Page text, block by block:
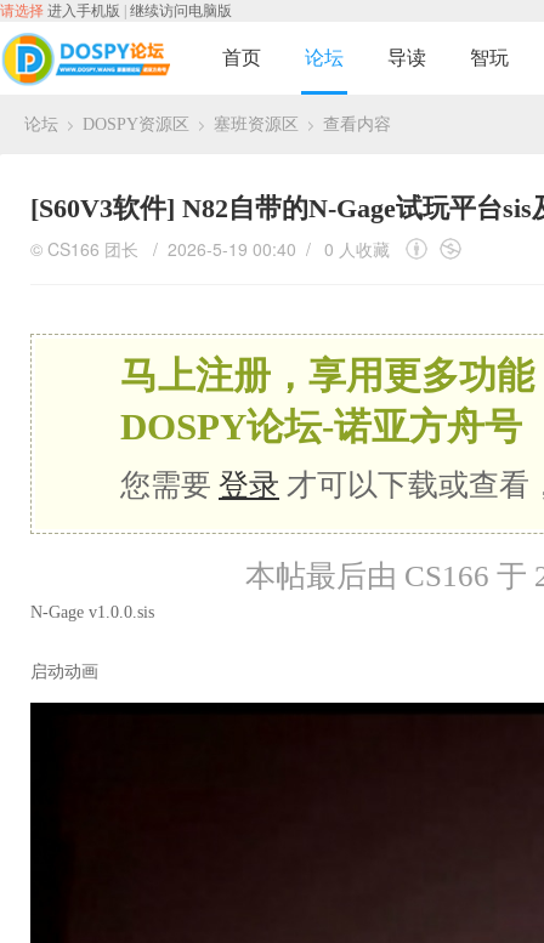
请选择 进入手机版 继续访问电脑版
首页 论坛 导读 智玩
论坛 DOSPY资源区 塞班资源区 查看内容
[S60V3软件] N82自带的N-Gage试玩平台
© CS166 团长 / 2026-5-19 00:40 / 0 人收藏
马上注册，享用更多功
DOSPY论坛-诺亚方舟号
您需要 登录 才可以下载或查看
本帖最后由 CS166 于
N-Gage v1.0.0.sis
启动动画